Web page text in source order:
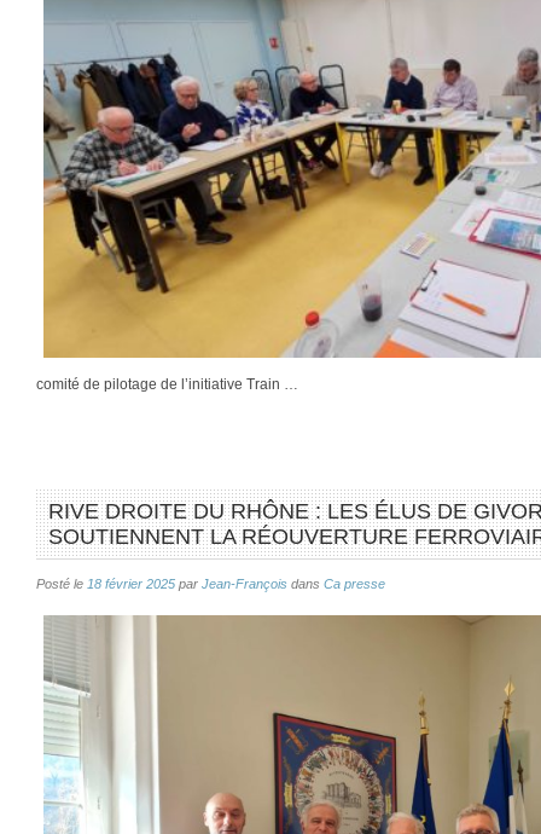
comité de pilotage de l’initiative Train …
RIVE DROITE DU RHÔNE : LES ÉLUS DE
SOUTIENNENT LA RÉOUVERTURE
Posté le 18 février 2025 par Jean-François dans Ca presse